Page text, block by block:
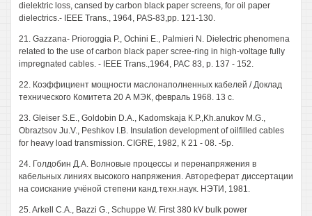
dielektric loss, cansed by carbon black paper screens, for oil paper
dielectrics.- IEEE Trans., 1964, PAS-83,pp. 121-130.
21. Gazzana- Prioroggia P., Ochini E., Palmieri N. Dielectric phenomena
related to the use of carbon black paper scree-ring in high-voltage fully
impregnated cables. - IEEE Trans.,1964, РАС 83, p. 137 - 152.
22. Коэффициент мощности маслонаполненных кабелей / Доклад
технического Комитета 20 А МЭК, февраль 1968. 13 с.
23. Gleiser S.E., Goldobin D.A., Kadomskaja К.P.,Kh.anukov M.G.,
Obraztsov Ju.V., Peshkov I.B. Insulation development of oilfilled cables
for heavy load transmission. CIGRE, 1982, К 21 - 08. -5p.
24. Голдобин Д.А. Волновые процессы и перенапряжения в
кабельных линиях высокого напряжения. Автореферат диссертации
на соискание учёной степени канд.техн.наук. НЭТИ, 1981.
25. Arkell C.A., Bazzi G., Schuppe W. First 380 kV bulk power